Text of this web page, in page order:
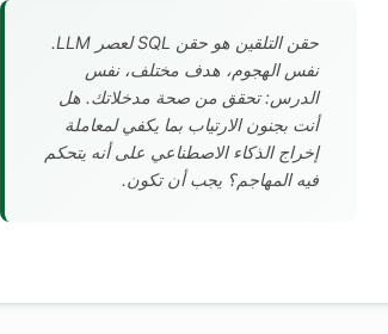
حقن التلقين هو حقن SQL لعصر LLM.
نفس الهجوم، هدف مختلف، نفس
الدرس: تحقق من صحة مدخلاتك. هل
أنت بجنون الارتياب بما يكفي لمعاملة
إخراج الذكاء الاصطناعي على أنه يتحكم
فيه المهاجم؟ يجب أن تكون.